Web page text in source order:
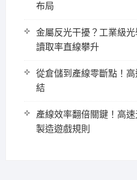
布局
金屬反光干擾？工業級
讀取率直線攀升
從倉儲到產線零斷點！
結
產線效率翻倍關鍵！高
製造遊戲規則